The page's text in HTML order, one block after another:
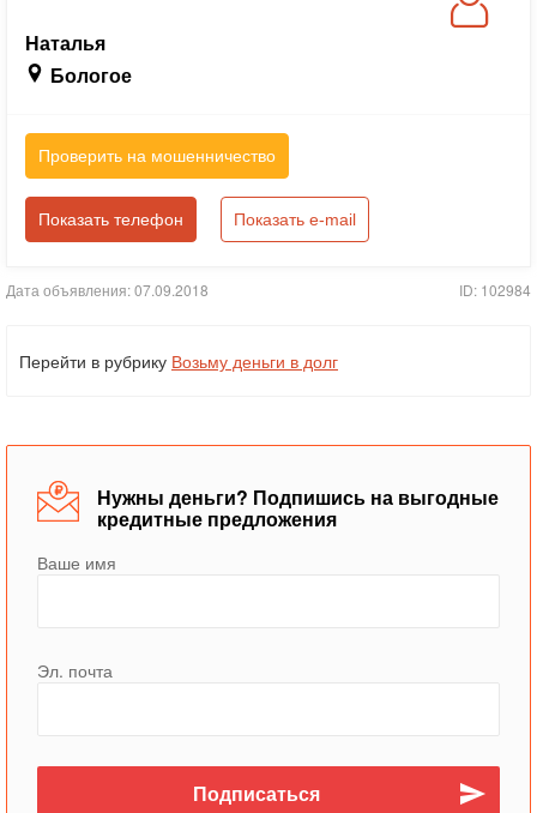
Наталья
Бологое
Проверить на мошенничество
Показать телефон Показать e-mail
Дата объявления: 07.09.2018 ID: 102984
Перейти в рубрику Возьму деньги в долг
Нужны деньги? Подпишись на выгодные
кредитные предложения
Ваше имя
Эл. почта